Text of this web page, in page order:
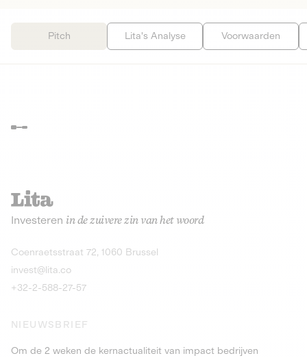
Pitch Lita's Analyse Voorwaarden
Investeren in de zuivere zin van het woord
Coenraetsstraat 72, 1060 Brussel
invest@lita.co
+32-2-588-27-57
NIEUWSBRIEF
Om de 2 weken de kernactualiteit van impact bedrijven